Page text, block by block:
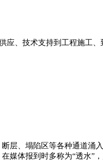
应、技术支持到工程施工
层、塌陷区等各种通道涌
媒体报到时多称为“透水”